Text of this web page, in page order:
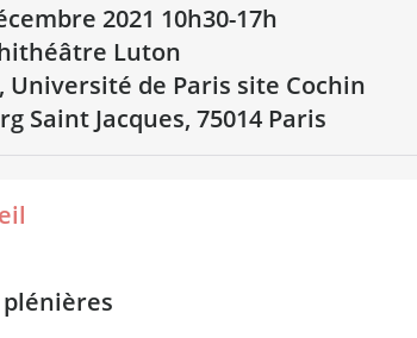
2021 10h30-17h
Luton
Université de Paris site Cochin
Saint Jacques, 75014 Paris
plénières